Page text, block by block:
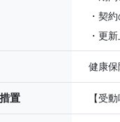
・契
・更
健康保
置 【受